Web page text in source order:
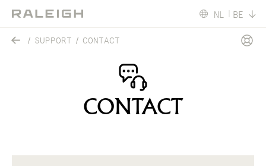
NL BE
SUPPORT CONTACT
CONTACT